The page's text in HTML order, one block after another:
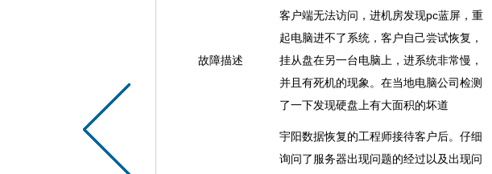
故障描述
客户端无法访问，进机房发现pc蓝屏，重
起电脑进不了系统，客户自己尝试恢复，
挂从盘在另一台电脑上，进系统非常慢，
并且有死机的现象。在当地电脑公司检测
了一下发现硬盘上有大面积的坏道
宇阳数据恢复的工程师接待客户后。仔细
询问了服务器出现问题的经过以及出现问